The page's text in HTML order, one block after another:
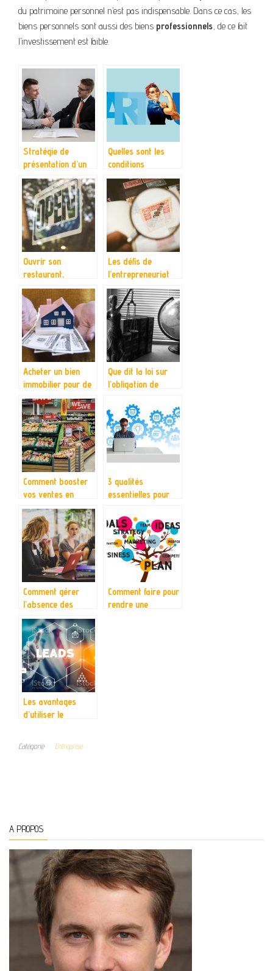
du patrimoine personnel n’est pas indispensable. Dans ce cas, les
biens personnels sont aussi des biens professionnels, de ce fait
l’investissement est faible.
Stratégie de
présentation d’un
produit pour la
vente
Quelles sont les
conditions
inhérentes à la
création d’une
entreprise ?
Ouvrir son
restaurant,
comment faire ?
Les défis de
l’entrepreneuriat
Acheter un bien
immobilier pour de
l’investissement.
Que dit la loi sur
l’obligation de
d’annonce légale
par les entreprises
?
Comment booster
vos ventes en
quelques
aménagements ?
3 qualités
essentielles pour
Comment gérer
l’absence des
employés ?
Comment faire pour
rendre une
Les avantages
d’utiliser le
votre entreprise
Catégorie Entreprise
A PROPOS